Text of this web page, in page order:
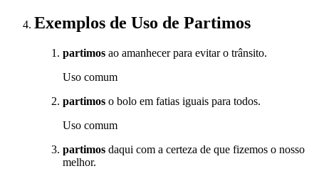
Exemplos de Uso de Partimos
partimos ao amanhecer para evitar o trânsito.
Uso comum
partimos o bolo em fatias iguais para todos.
Uso comum
partimos daqui com a certeza de que fizemos o nosso
melhor.